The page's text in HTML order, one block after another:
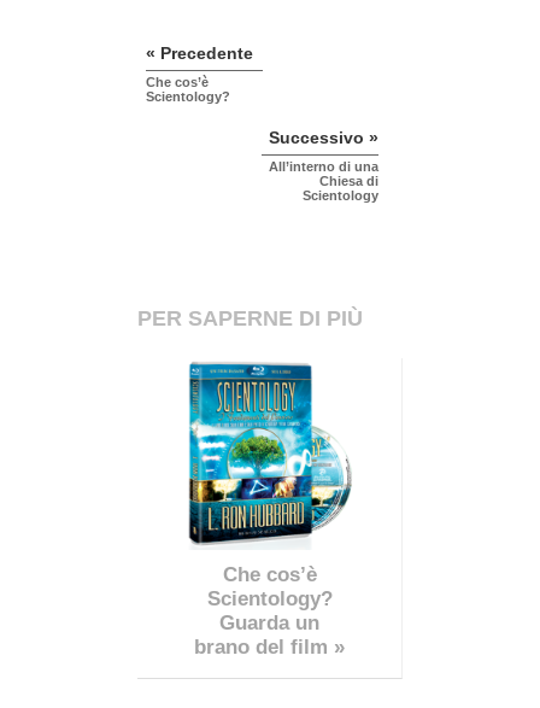
« Precedente
Che cos’è
Scientology?
Successivo »
All’interno di una
Chiesa di
Scientology
PER SAPERNE DI PIÙ
Che cos’è
Scientology?
Guarda un
brano del film »